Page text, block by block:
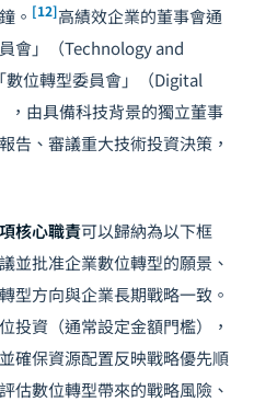
。 [12]高績效企業的董事會通
會」（Technology and
位轉型委員會」（Digital
由具備科技背景的獨立董事
告、審議重大技術投資決策，
核心職責可以歸納為以下框
並批准企業數位轉型的願景、
型方向與企業長期戰略一致。
投資（通常設定金額門檻），
確保資源配置反映戰略優先順
估數位轉型帶來的戰略風險、